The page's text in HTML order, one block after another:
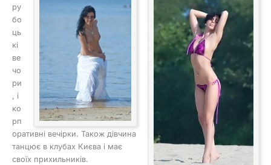
ру
бо
ць
кі
ве
чо
ри
, і
ко
рп
оративні вечірки. Також дівчина
танцює в клубах Києва і має
своїх прихильників.